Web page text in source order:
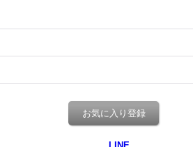
お気に入り登録